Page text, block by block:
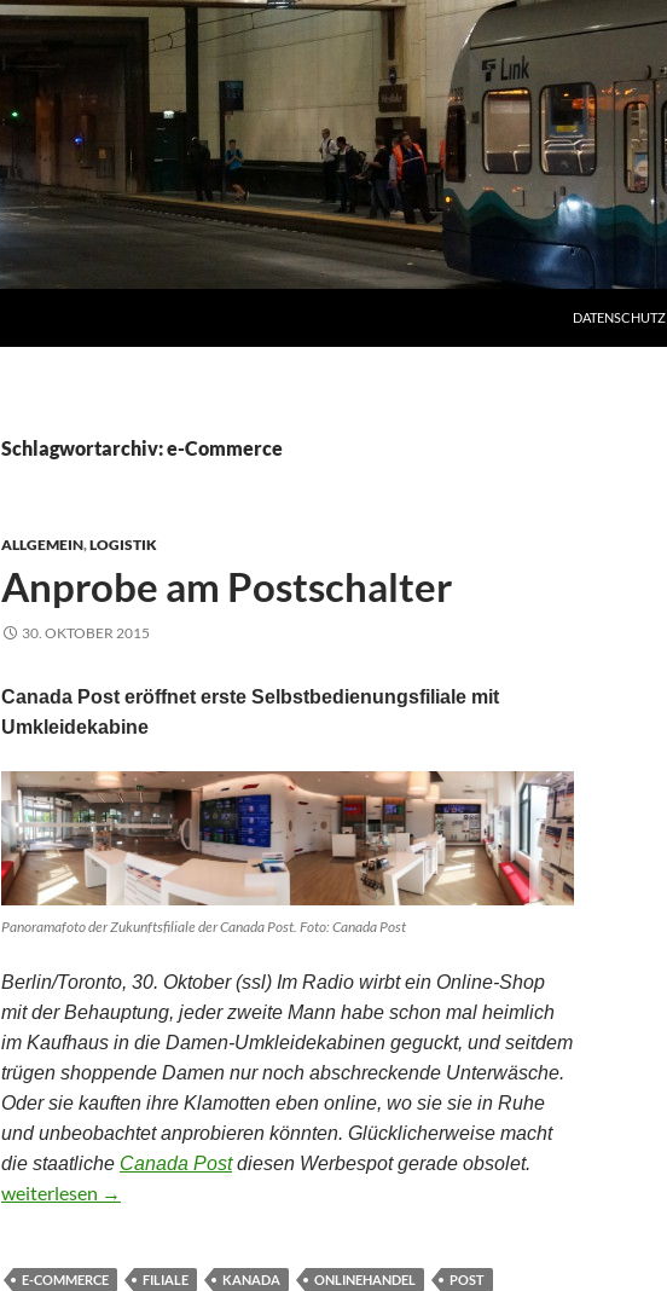
DATENSCHUTZ
Schlagwortarchiv: e-Commerce
ALLGEMEIN,LOGISTIK
Anprobe am Postschalter
30. OKTOBER 2015
Canada Post eröffnet erste Selbstbedienungsfiliale mit
Umkleidekabine
Panoramafoto der Zukunftsfiliale der Canada Post. Foto: Canada Post
Berlin/Toronto, 30. Oktober (ssl) Im Radio wirbt ein Online-Shop
mit der Behauptung, jeder zweite Mann habe schon mal heimlich
im Kaufhaus in die Damen-Umkleidekabinen geguckt, und seitdem
trügen shoppende Damen nur noch abschreckende Unterwäsche.
Oder sie kauften ihre Klamotten eben online, wo sie sie in Ruhe
und unbeobachtet anprobieren könnten. Glücklicherweise macht
die staatliche Canada Postdiesen Werbespot gerade obsolet.
Anprobe am Postschalter
weiterlesen →
E-COMMERCE FILIALE KANADA ONLINEHANDEL
POST